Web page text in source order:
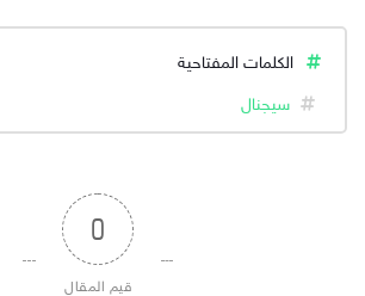
الكلمات المفتاحية
سيجنال
0
قيم المقال